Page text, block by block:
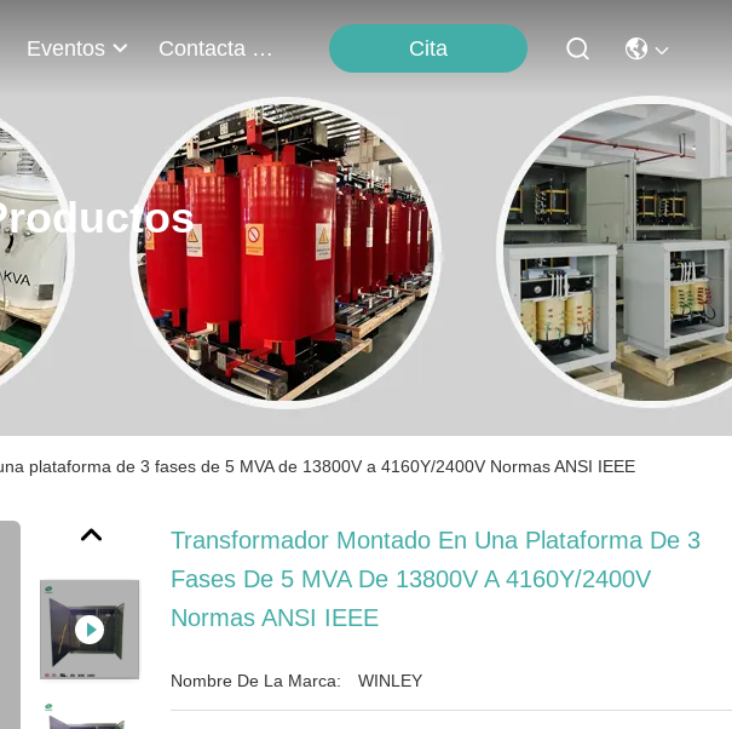
Eventos Contacta Con Nosotros Cita
plataforma de 3 fases de 5 MVA de 13800V a 4160Y/2400V Normas ANSI IEEE
Transformador Montado En Una Plataforma De 3
Fases De 5 MVA De 13800V A 4160Y/2400V
Normas ANSI IEEE
Nombre De La Marca: WINLEY